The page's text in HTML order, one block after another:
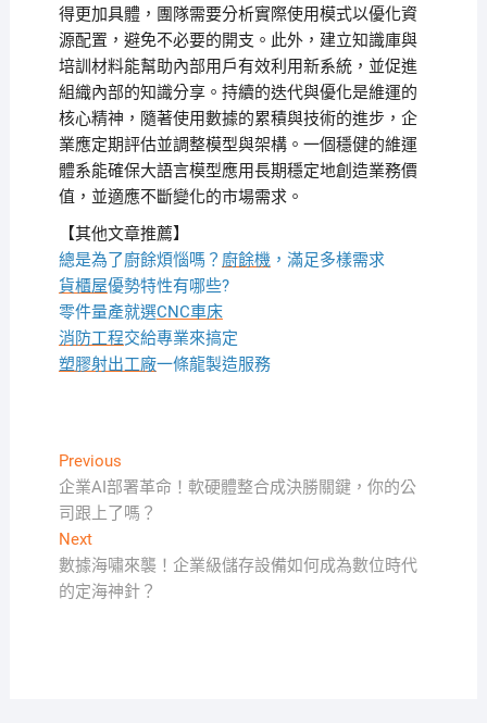
得更加具體，團隊需要分析實際使用模式以優化資
源配置，避免不必要的開支。此外，建立知識庫與
培訓材料能幫助內部用戶有效利用新系統，並促進
組織內部的知識分享。持續的迭代與優化是維運的
核心精神，隨著使用數據的累積與技術的進步，企
業應定期評估並調整模型與架構。一個穩健的維運
體系能確保大語言模型應用長期穩定地創造業務價
值，並適應不斷變化的市場需求。
【其他文章推薦】
總是為了廚餘煩惱嗎？ 廚餘機，滿足多樣需求
貨櫃屋優勢特性有哪些?
零件量產就選CNC車床
消防工程交給專業來搞定
塑膠射出工廠一條龍製造服務
文
章
導
覽
PreviousPrevious
post:
企業AI部署革命！軟硬體整合成決勝關鍵，你的公
司跟上了嗎？
NextNext
post:
數據海嘯來襲！企業級儲存設備如何成為數位時代
的定海神針？